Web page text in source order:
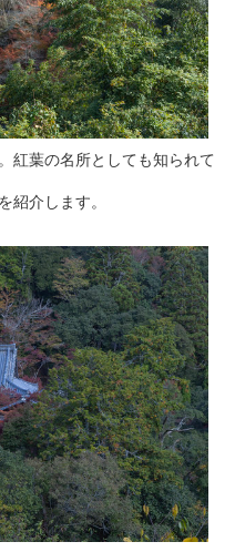
紅葉の名所としても知られて
紹介します。